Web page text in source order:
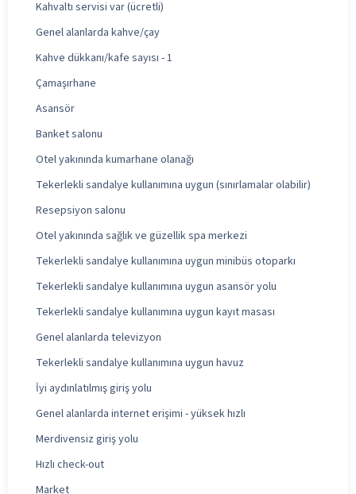
Kahvaltı servisi var (ücretli)
Genel alanlarda kahve/çay
Kahve dükkanı/kafe sayısı - 1
Çamaşırhane
Asansör
Banket salonu
Otel yakınında kumarhane olanağı
Tekerlekli sandalye kullanımına uygun (sınırlamalar olabilir)
Resepsiyon salonu
Otel yakınında sağlık ve güzellik spa merkezi
Tekerlekli sandalye kullanımına uygun minibüs otoparkı
Tekerlekli sandalye kullanımına uygun asansör yolu
Tekerlekli sandalye kullanımına uygun kayıt masası
Genel alanlarda televizyon
Tekerlekli sandalye kullanımına uygun havuz
İyi aydınlatılmış giriş yolu
Genel alanlarda internet erişimi - yüksek hızlı
Merdivensiz giriş yolu
Hızlı check-out
Market